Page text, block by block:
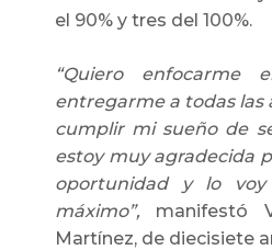
el 90% y tres del 100%.
“Quiero
entregarme a todas las
cumplir mi sueño de
estoy muy agradecida
oportunidad y lo
máximo”, manifestó
Martínez, de diecisiete